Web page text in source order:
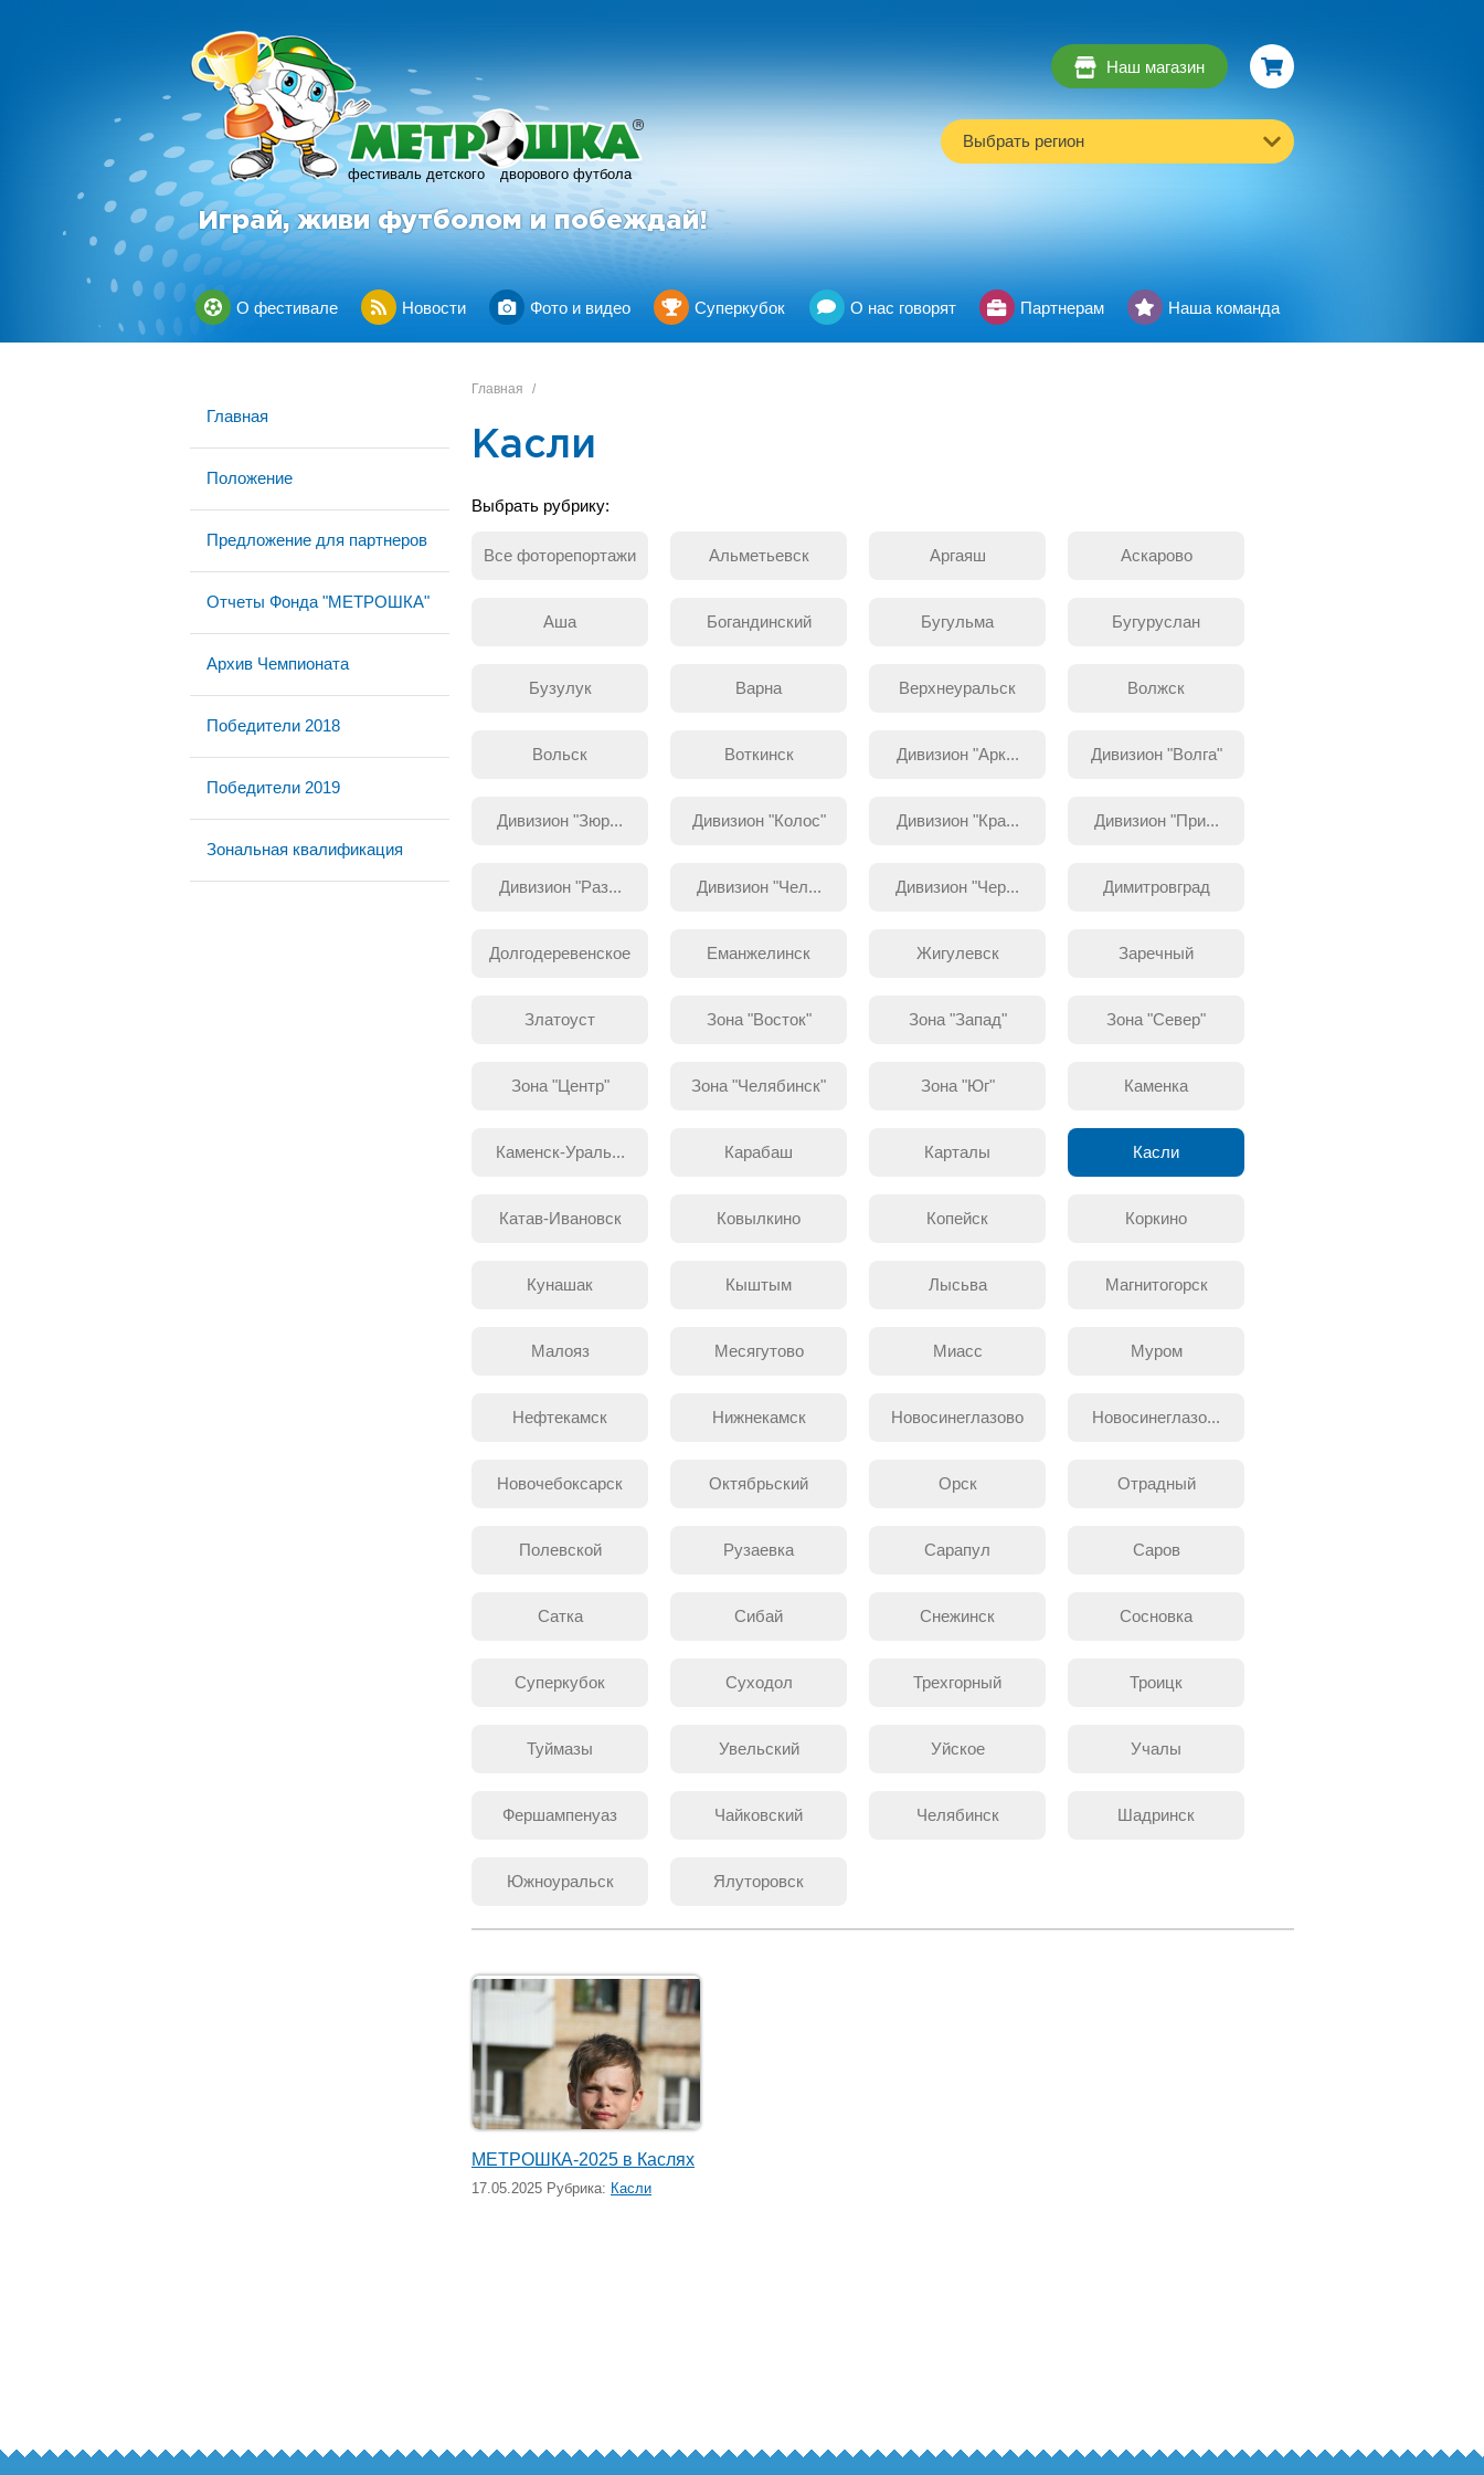
фестиваль детского дворового футбола
R
Играй, живи футболом и побеждай!
Наш магазин
Выбрать регион
О фестивале Новости Фото и видео Суперкубок О нас говорят Партнерам Наша команда
Главная
Положение
Предложение для партнеров
Отчеты Фонда "МЕТРОШКА"
Архив Чемпионата
Победители 2018
Победители 2019
Зональная квалификация
Главная /
Касли
Выбрать рубрику:
Все фоторепортажи Альметьевск Аргаяш Аскарово
Аша Богандинский Бугульма Бугуруслан
Бузулук Варна Верхнеуральск Волжск
Вольск Воткинск Дивизион "Арк... Дивизион "Волга"
Дивизион "Зюр... Дивизион "Колос" Дивизион "Кра... Дивизион "При...
Дивизион "Раз... Дивизион "Чел... Дивизион "Чер... Димитровград
Долгодеревенское Еманжелинск Жигулевск Заречный
Златоуст Зона "Восток" Зона "Запад" Зона "Север"
Зона "Центр" Зона "Челябинск" Зона "Юг" Каменка
Каменск-Ураль... Карабаш Карталы Касли
Катав-Ивановск Ковылкино Копейск Коркино
Кунашак Кыштым Лысьва Магнитогорск
Малояз Месягутово Миасс Муром
Нефтекамск Нижнекамск Новосинеглазово Новосинеглазо...
Новочебоксарск Октябрьский Орск Отрадный
Полевской Рузаевка Сарапул Саров
Сатка Сибай Снежинск Сосновка
Суперкубок Суходол Трехгорный Троицк
Туймазы Увельский Уйское Учалы
Фершампенуаз Чайковский Челябинск Шадринск
Южноуральск Ялуторовск
МЕТРОШКА-2025 в Каслях
17.05.2025 Рубрика: Касли